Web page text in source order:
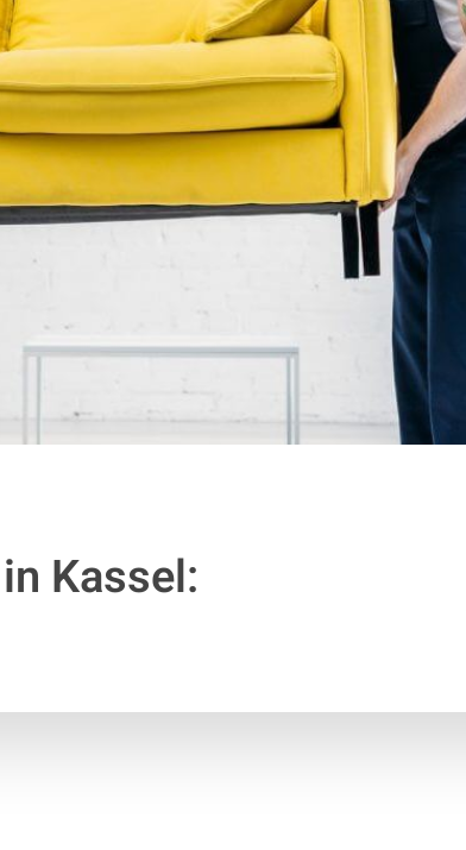
in Kassel: